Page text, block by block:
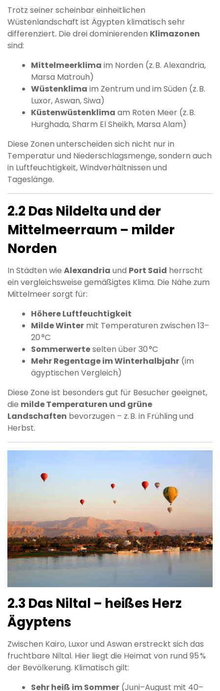
Trotz seiner scheinbar einheitlichen
Wüstenlandschaft ist Ägypten klimatisch sehr
differenziert. Die drei dominierenden Klimazonen
sind:
Mittelmeerklima im Norden (z. B. Alexandria,
Marsa Matrouh)
Wüstenklima im Zentrum und im Süden (z. B.
Luxor, Aswan, Siwa)
Küstenwüstenklima am Roten Meer (z. B.
Hurghada, Sharm El Sheikh, Marsa Alam)
Diese Zonen unterscheiden sich nicht nur in
Temperatur und Niederschlagsmenge, sondern auch
in Luftfeuchtigkeit, Windverhältnissen und
Tageslänge.
2.2 Das Nildelta und der
Mittelmeerraum – milder
Norden
In Städten wie Alexandria und Port Said herrscht
ein vergleichsweise gemäßigtes Klima. Die Nähe zum
Mittelmeer sorgt für:
Höhere Luftfeuchtigkeit
Milde Winter mit Temperaturen zwischen 13–
20 °C
Sommerwerteselten über 30 °C
Mehr Regentage im Winterhalbjahr (im
ägyptischen Vergleich)
Diese Zone ist besonders gut für Besucher geeignet,
die milde Temperaturen und grüne
Landschaften bevorzugen – z. B. in Frühling und
Herbst.
2.3 Das Niltal – heißes Herz
Ägyptens
Zwischen Kairo, Luxor und Aswan erstreckt sich das
fruchtbare Niltal. Hier liegt die Heimat von rund 95 %
der Bevölkerung. Klimatisch gilt:
Sehr heiß im Sommer (Juni–August mit 40–